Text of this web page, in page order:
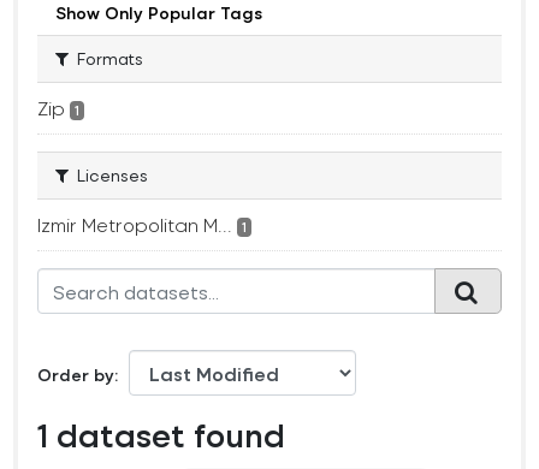
Show Only Popular Tags
Formats
Zip 1
Licenses
Izmir Metropolitan M... 1
Order by
1 dataset found